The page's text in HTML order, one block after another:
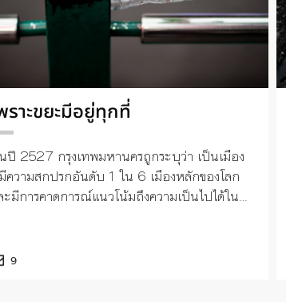
ราะขยะมีอยู่ทุกที่
นปี 2527 กรุงเทพมหานครถูกระบุว่า เป็นเมือง
ความสกปรกอันดับ 1 ใน 6 เมืองหลักของโลก
ะมีการคาดการณ์แนวโน้มถึงความเป็นไปได้ใน
9